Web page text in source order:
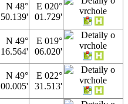
N 48°
50.139'
E 020°
01.729'
N 49°
16.564'
E 019°
06.020'
N 49°
00.005'
E 022°
31.513'